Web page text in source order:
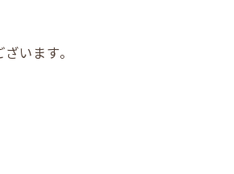
います。